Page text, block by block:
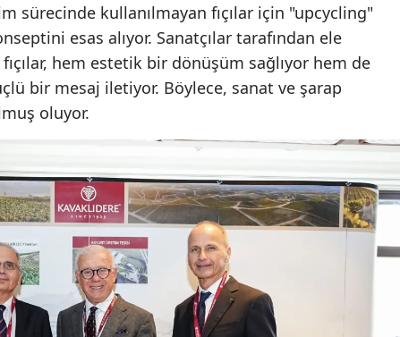
sürecinde kullanılmayan fıçılar için "upcycling"
esas alıyor. Sanatçılar tarafından ele
hem estetik bir dönüşüm sağlıyor hem de
bir mesaj iletiyor. Böylece, sanat ve şarap
oluyor.